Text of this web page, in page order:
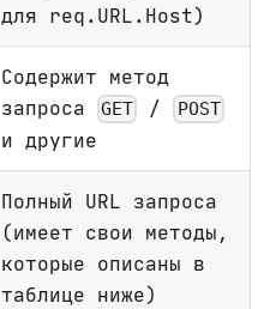
для req.URL.Host)
Содержит метод
запроса
GET / POST
и другие
Полный URL запроса
(имеет свои методы,
которые описаны в
таблице ниже)